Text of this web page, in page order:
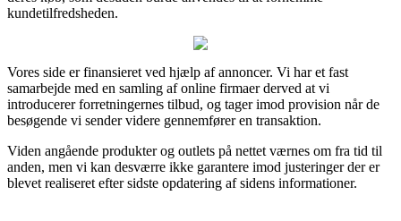
kundetilfredsheden.
Vores side er finansieret ved hjælp af annoncer. Vi har et fast
samarbejde med en samling af online firmaer derved at vi
introducerer forretningernes tilbud, og tager imod provision når de
besøgende vi sender videre gennemfører en transaktion.
Viden angående produkter og outlets på nettet værnes om fra tid til
anden, men vi kan desværre ikke garantere imod justeringer der er
blevet realiseret efter sidste opdatering af sidens informationer.